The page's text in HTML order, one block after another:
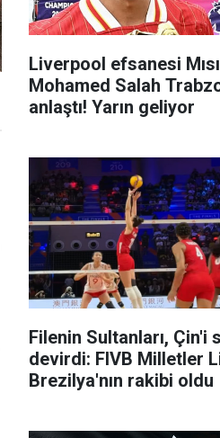
Liverpool efsanesi
Mohamed Salah
anlaştı! Yarın geliyor
Filenin Sultanları, Çin'i
devirdi: FIVB Milletler
Brezilya'nın rakibi oldu